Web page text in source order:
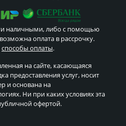
наличными, либо с помощью
оплата в рассрочку.
способы оплаты.
на сайте, касающаяся
предоставления услуг, носит
и основана на
Ни при каких условиях эта
офертой.